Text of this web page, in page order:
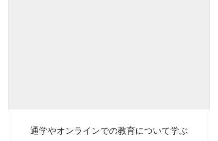
通学やオンラインでの教育について学ぶ